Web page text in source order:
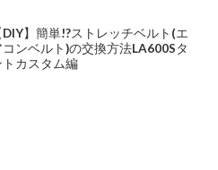
DIY】簡単!?ストレッチベルト(エ
コンベルト)の交換方法LA600Sタ
トカスタム編